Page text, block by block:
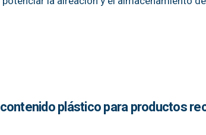
plástico para productos